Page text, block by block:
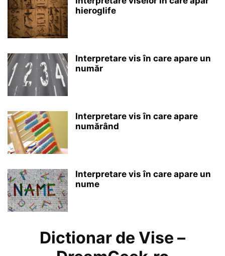
hieroglife
Interpretare vis în care apare un
număr
Interpretare vis în care apare
numărând
Interpretare vis în care apare un
nume
Dictionar de Vise –